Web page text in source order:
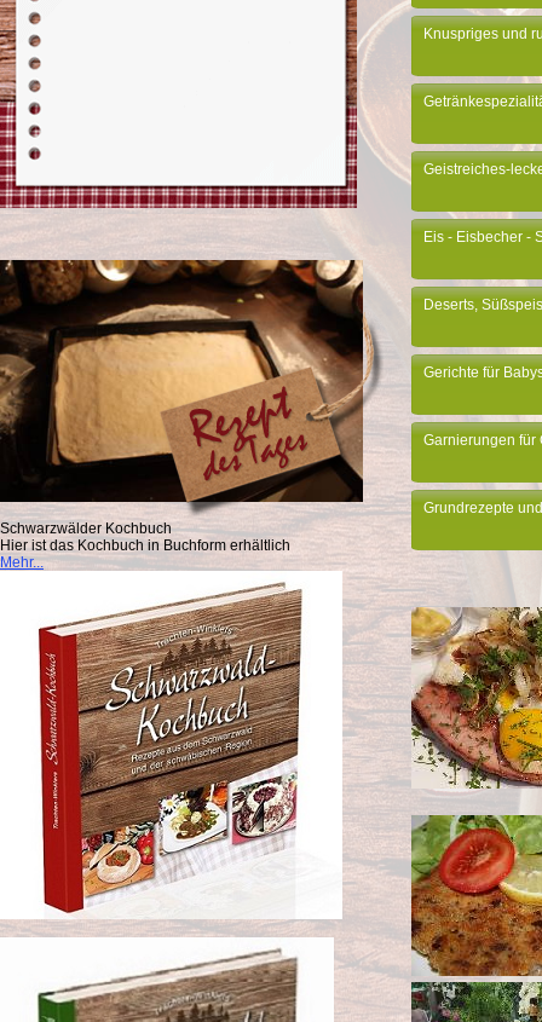
Knuspriges und
Geistreiches-
Eis - Eisbecher -
Deserts,
Gerichte für
Garnierungen für
Grundrezepte
Schwarzwälder Kochbuch
Hier ist das Kochbuch in Buchform erhältlich
Mehr...